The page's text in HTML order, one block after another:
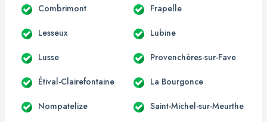
Combrimont Frapelle
Lesseux Lubine
Lusse Provenchères-sur-Fave
Étival-Clairefontaine La Bourgonce
Nompatelize Saint-Michel-sur-Meurthe